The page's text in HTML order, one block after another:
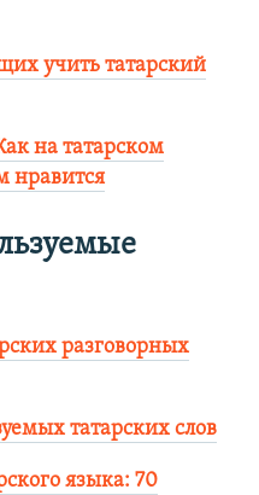
учить татарский
на татарском
нравится
разговорных
татарских слов
языка: 70